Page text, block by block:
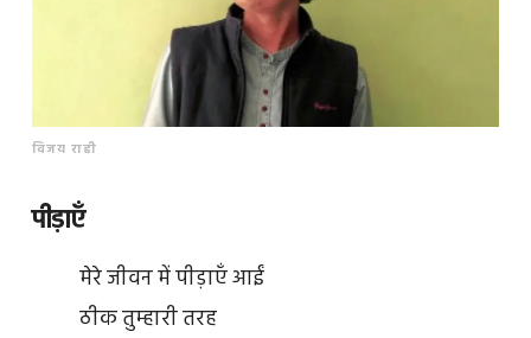
विजय राही
पीड़ाएँ
मेरे जीवन में पीड़ाएँ आईं
ठीक तुम्हारी तरह